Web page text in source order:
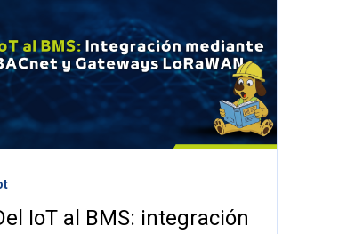
IoT al BMS: integración